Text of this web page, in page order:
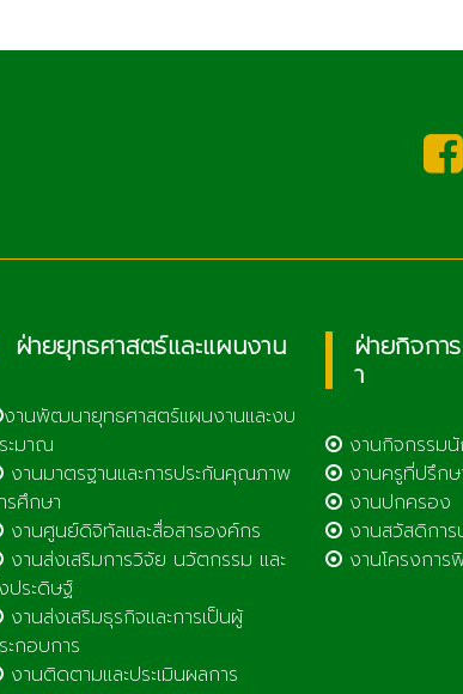
ฝ่ายยุทธศาสตร์และแผนงาน
งานพัฒนายุทธศาสตร์แผนงานและงบ
ะมาณ
งานมาตรฐานและการประกันคุณภาพ
รศึกษา
งานศูนย์ดิจิทัลและสื่อสารองค์กร
งานส่งเสริมการวิจัย นวัตกรรม และ
ประดิษฐ์
งานส่งเสริมธุรกิจและการเป็นผู้
ะกอบการ
งานติดตามและประเมินผลการ
ฝ่ายกิจกา
า
งานกิจกรรม
งานครูที่ปรึกษ
งานปกครอง
งานสวัสดิกา
งานโครงการ